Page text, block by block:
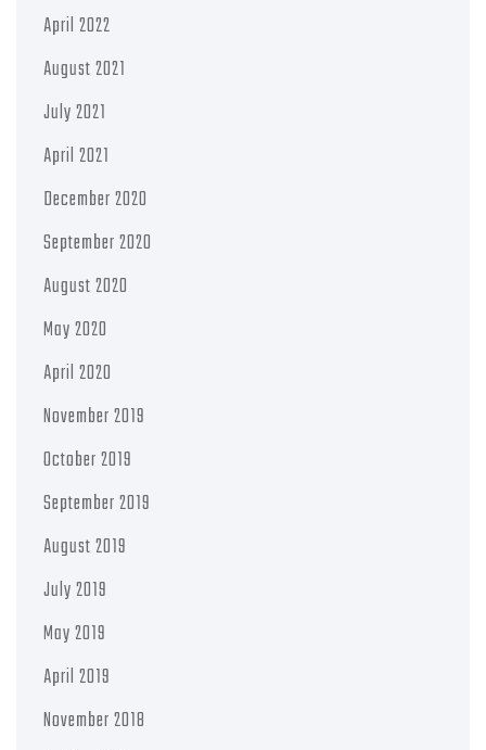
April 2022
August 2021
July 2021
April 2021
December 2020
September 2020
August 2020
May 2020
April 2020
November 2019
October 2019
September 2019
August 2019
July 2019
May 2019
April 2019
November 2018